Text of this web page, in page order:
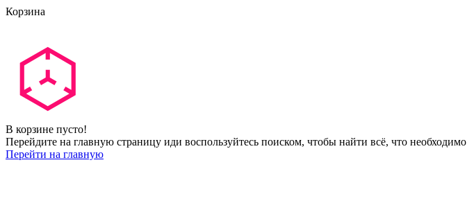
Корзина
В корзине пусто!
Перейдите на главную страницу иди воспользуйтесь поиском, чтобы найти всё, что необходимо
Перейти на главную